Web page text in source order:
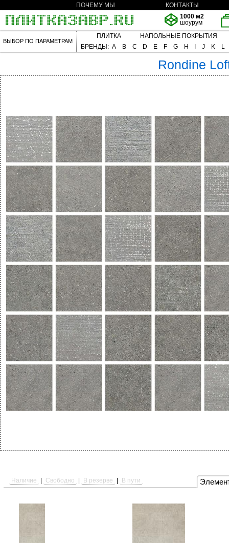
ПОЧЕМУ МЫ
КОНТАКТЫ
1000 м2
шоурум
ВЫБОР ПО ПАРАМЕТРАМ
ПЛИТКА
НАПОЛЬНЫЕ ПОКРЫТИЯ
БРЕНДЫ: A B C D E F G H J K L
Rondine
Наличие Свободно В резерве В пути